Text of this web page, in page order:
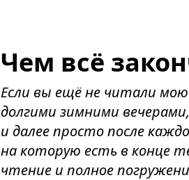
Чем всё
Если вы ещё не читали
долгими зимними
и далее просто после
на которую есть в конце
чтение и полное